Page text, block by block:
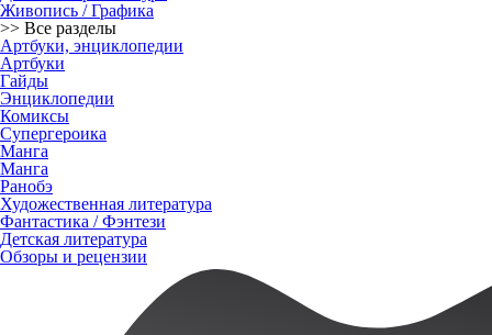
Живопись / Графика
>> Все разделы
Артбуки, энциклопедии
Артбуки
Гайды
Энциклопедии
Комиксы
Супергероика
Манга
Манга
Ранобэ
Художественная литература
Фантастика / Фэнтези
Детская литература
Обзоры и рецензии